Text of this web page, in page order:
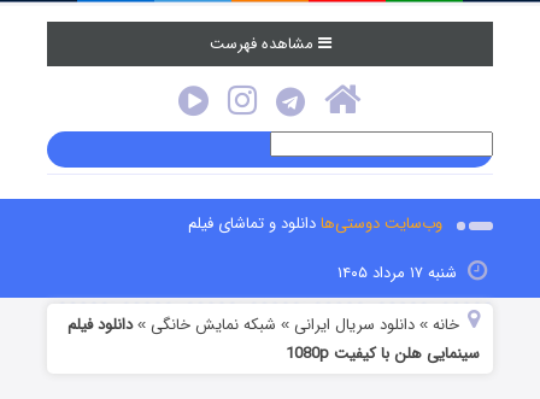
مشاهده فهرست
وب‌سایت دوستی‌هادانلود و تماشای فیلم
شنبه ۱۷ مرداد ۱۴۰۵
خانه »دانلود سریال ایرانی » شبکه نمایش خانگی »دانلود فیلم
سینمایی هلن با کیفیت 1080p